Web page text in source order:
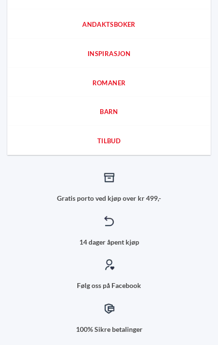
ANDAKTSBOKER
INSPIRASJON
ROMANER
BARN
TILBUD
Gratis porto ved kjøp over kr 499,-
14 dager åpent kjøp
Følg oss på Facebook
100% Sikre betalinger